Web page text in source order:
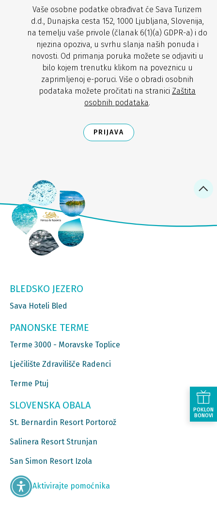
Vaše osobne podatke obrađivat će Sava Turizem
d.d., Dunajska cesta 152, 1000 Ljubljana, Slovenija,
na temelju vaše privole (članak 6(1)(a) GDPR-a) i do
njezina opoziva, u svrhu slanja naših ponuda i
novosti. Od primanja poruka možete se odjaviti u
bilo kojem trenutku klikom na poveznicu u
zaprimljenoj e-poruci. Više o obradi osobnih
podataka možete pročitati na stranici Zaštita
osobnih podataka.
PRIJAVA
BLEDSKO JEZERO
Sava Hoteli Bled
PANONSKE TERME
Terme 3000 - Moravske Toplice
Lječilište Zdravilišče Radenci
Terme Ptuj
SLOVENSKA OBALA
St. Bernardin Resort Portorož
Salinera Resort Strunjan
San Simon Resort Izola
Aktivirajte pomoćnika
POKLON
BONOVI